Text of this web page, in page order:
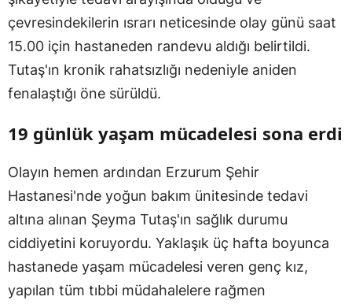
çevresindekilerin ısrarı neticesinde olay günü saat
15.00 için hastaneden randevu aldığı belirtildi.
Tutaş'ın kronik rahatsızlığı nedeniyle aniden
fenalaştığı öne sürüldü.
19 günlük yaşam mücadelesi sona erdi
Olayın hemen ardından Erzurum Şehir
Hastanesi'nde yoğun bakım ünitesinde tedavi
altına alınan Şeyma Tutaş'ın sağlık durumu
ciddiyetini koruyordu. Yaklaşık üç hafta boyunca
hastanede yaşam mücadelesi veren genç kız,
yapılan tüm tıbbi müdahalelere rağmen